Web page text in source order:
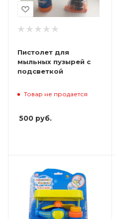
Пистолет для
мыльных пузырей с
подсветкой
Товар не продается
500 руб.